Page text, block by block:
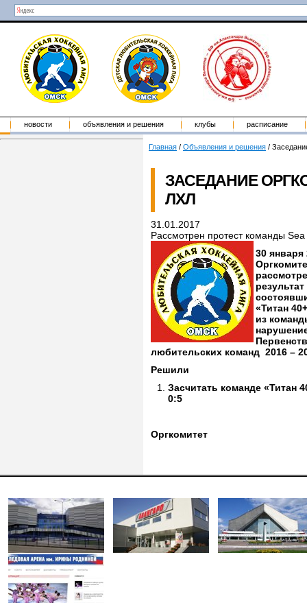
новости объявления и решения клубы расписание
Главная / Объявления и решения /
ЗАСЕДАНИЕ
ЛХЛ
31.01.2017
Рассмотрен протест команды
30 января
«Титан
из
любительских команд 2016 –
Решили
Засчитать команде «Титан
0:5
Оргкомитет